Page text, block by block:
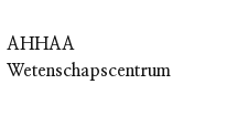
AHHAA
Wetenschapscentrum